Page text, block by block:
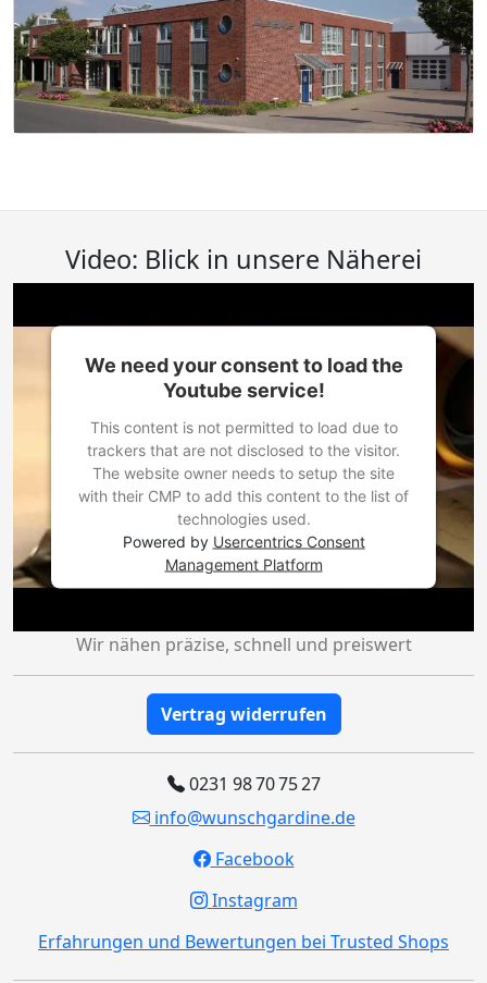
Video: Blick in unsere Näherei
We need your consent to load the
Youtube service!
This content is not permitted to load due to
trackers that are not disclosed to the visitor.
The website owner needs to setup the site
with their CMP to add this content to the list of
technologies used.
Powered by Usercentrics Consent
Management Platform
Wir nähen präzise, schnell und preiswert
Vertrag widerrufen
0231 98 70 75 27
info@wunschgardine.de
Facebook
Instagram
Erfahrungen und Bewertungen bei Trusted Shops